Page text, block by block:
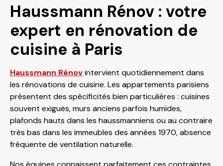
Haussmann Rénov : votre
expert en rénovation de
cuisine à Paris
Haussmann Rénovintervient quotidiennement dans
les rénovations de cuisine. Les appartements parisiens
présentent des spécificités bien particulières : cuisines
souvent exiguës, murs anciens parfois humides,
plafonds hauts dans les haussmanniens ou au contraire
très bas dans les immeubles des années 1970, absence
fréquente de ventilation naturelle.